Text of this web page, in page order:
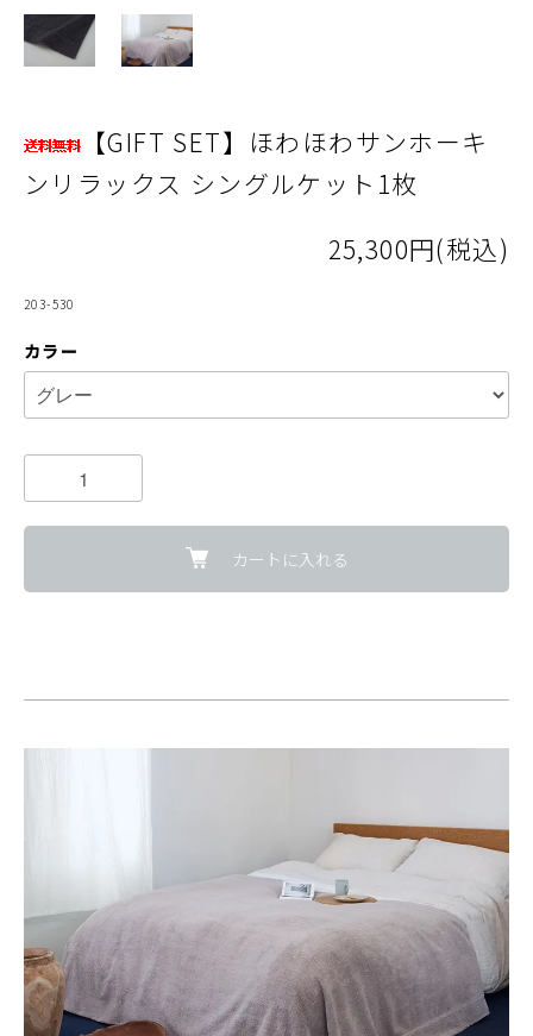
【GIFT SET】ほわほわサンホーキ
ンリラックス シングルケット1枚
25,300円(税込)
203-530
カラー
カートに入れる